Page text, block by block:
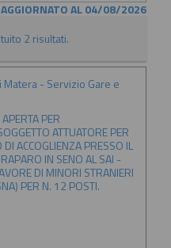
AL 04/08/2026
2 risultati.
Matera - Servizio Gare e
PER
ATTUATORE PER
ACCOGLIENZA PRESSO IL
IN SENO AL SAI -
DI MINORI STRANIERI
PER N. 12 POSTI.